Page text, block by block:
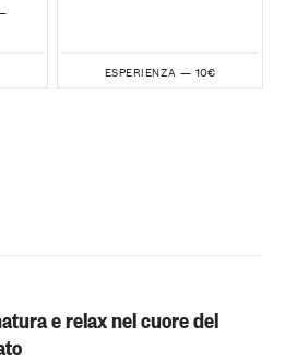
ESPERIENZA — 10€
e relax nel cuore del